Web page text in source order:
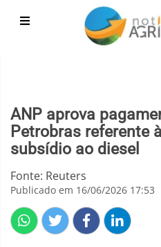
ANP aprova
Petrobras referente
subsídio ao diesel
Fonte: Reuters
Publicado em 16/06/2026 17:53